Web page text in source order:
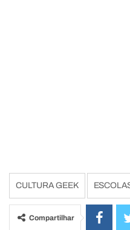
CULTURA GEEK
Compartilhar